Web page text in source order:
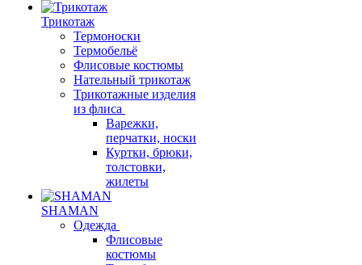
Трикотаж
Термоноски
Термобельё
Флисовые костюмы
Нательный трикотаж
Трикотажные изделия
из флиса
Варежки,
перчатки, носки
Куртки, брюки,
толстовки,
жилеты
SHAMAN
Одежда
Флисовые
костюмы